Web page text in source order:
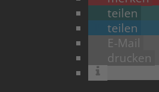
teilen
teilen
E-Mail
drucken